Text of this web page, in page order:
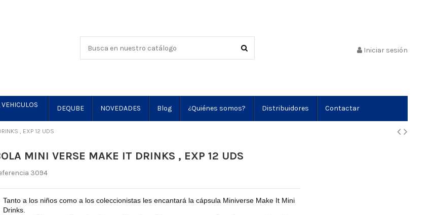
Iniciar sesión
DEQUBE NOVEDADES Blog ¿Quiénes somos? Distribuidores Contactar
, EXP 12 UDS
MINI VERSE MAKE IT DRINKS , EXP 12 UDS
3094
Tanto a los niños como a los coleccionistas les encantará la cápsula Miniverse Make It Mini
Drinks.